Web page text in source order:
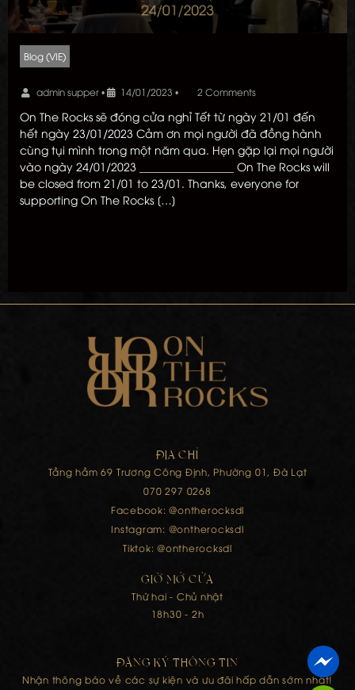
Blog (VIE)
admin supper• 14/01/2023 • 2 Comments
On The Rocks sẽ đóng cửa nghỉ Tết từ ngày 21/01 đến
hết ngày 23/01/2023 Cảm ơn mọi người đã đồng hành
cùng tụi mình trong một năm qua. Hẹn gặp lại mọi người
vào ngày 24/01/2023 _________________ On The Rocks will
be closed from 21/01 to 23/01. Thanks, everyone for
supporting On The Rocks […]
ĐỊA CHỈ
Tầng hầm 69 Trương Công Định, Phường 01, Đà Lạt
070 297 0268
Facebook: @ontherocksdl
Instagram: @ontherocksdl
Tiktok: @ontherocksdl
GIỜ MỞ CỬA
Thứ hai - Chủ nhật
18h30 - 2h
ĐĂNG KÝ THÔNG TIN
Nhận thông báo về các sự kiện và ưu đãi hấp dẫn sớm nhất!